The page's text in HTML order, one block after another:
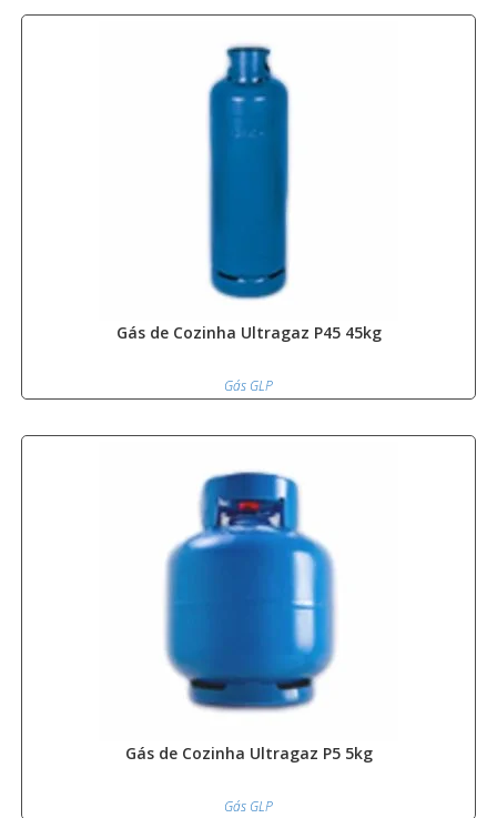
Gás de Cozinha Ultragaz P45 45kg
Gás GLP
Gás de Cozinha Ultragaz P5 5kg
Gás GLP